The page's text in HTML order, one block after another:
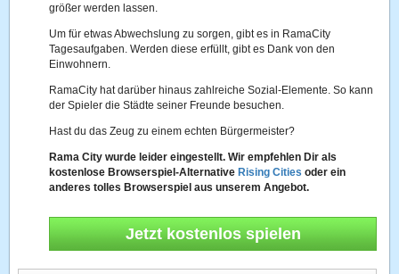
größer werden lassen.
Um für etwas Abwechslung zu sorgen, gibt es in RamaCity
Tagesaufgaben. Werden diese erfüllt, gibt es Dank von den
Einwohnern.
RamaCity hat darüber hinaus zahlreiche Sozial-Elemente. So kann
der Spieler die Städte seiner Freunde besuchen.
Hast du das Zeug zu einem echten Bürgermeister?
Rama City wurde leider eingestellt. Wir empfehlen Dir als
kostenlose Browserspiel-Alternative Rising Cities oder ein
anderes tolles Browserspiel aus unserem Angebot.
Jetzt kostenlos spielen